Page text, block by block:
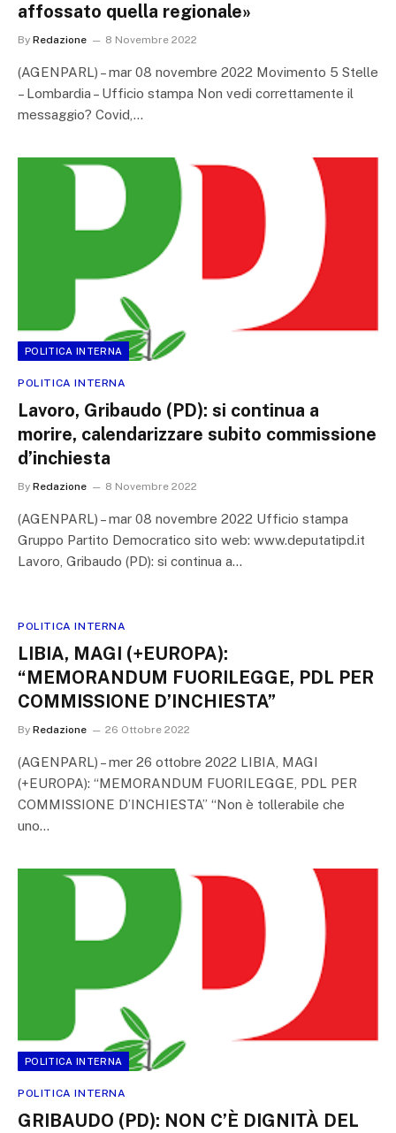
affossato quella regionale»
By Redazione 8 Novembre 2022
(AGENPARL) – mar 08 novembre 2022 Movimento 5 Stelle
– Lombardia – Ufficio stampa Non vedi correttamente il
messaggio? Covid,…
POLITICA INTERNA
POLITICA INTERNA
Lavoro, Gribaudo (PD): si continua a
morire, calendarizzare subito commissione
d’inchiesta
By Redazione 8 Novembre 2022
(AGENPARL) – mar 08 novembre 2022 Ufficio stampa
Gruppo Partito Democratico sito web: www.deputatipd.it
Lavoro, Gribaudo (PD): si continua a…
POLITICA INTERNA
LIBIA, MAGI (+EUROPA):
“MEMORANDUM FUORILEGGE, PDL PER
COMMISSIONE D’INCHIESTA”
By Redazione 26 Ottobre 2022
(AGENPARL) – mer 26 ottobre 2022 LIBIA, MAGI
(+EUROPA): “MEMORANDUM FUORILEGGE, PDL PER
COMMISSIONE D’INCHIESTA” “Non è tollerabile che
uno…
POLITICA INTERNA
POLITICA INTERNA
GRIBAUDO (PD): NON C’È DIGNITÀ DEL